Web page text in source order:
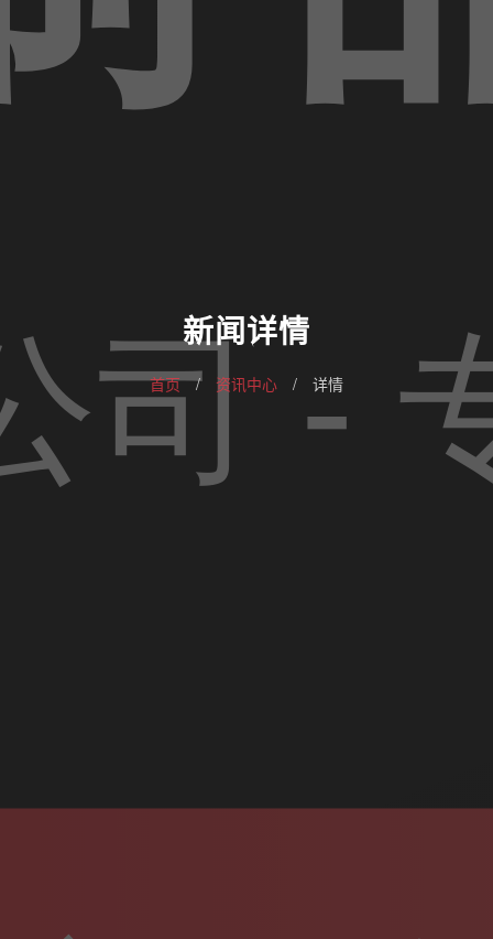
新闻详情
首页 / 资讯中心 / 详情